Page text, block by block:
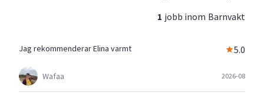
1 jobb inom Barnvakt
Jag rekommenderar Elina varmt 5.0
Wafaa 2026-08